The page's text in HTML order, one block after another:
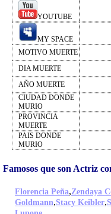
YOUTUBE
MY SPACE
MOTIVO MUERTE
DIA MUERTE
AÑO MUERTE
CIUDAD DONDE
MURIO
PROVINCIA
MUERTE
PAIS DONDE
MURIO
Famosos que son Actriz
Florencia Peña,Zendaya
Goldmann,Stacy Keibler,